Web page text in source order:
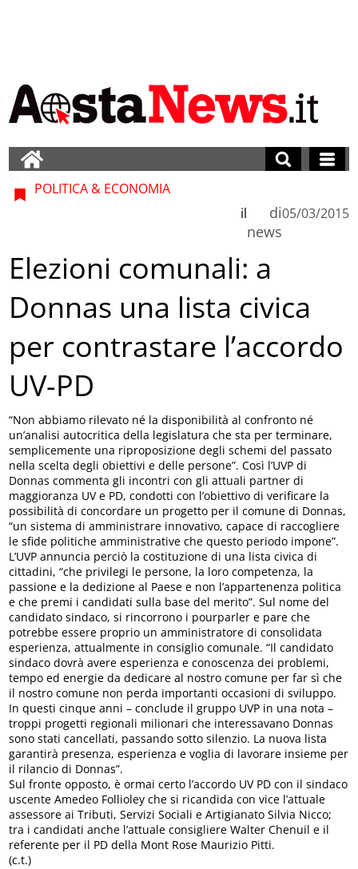
POLITICA & ECONOMIA
di
news
il 05/03/2015
Elezioni comunali: a
Donnas una lista civica
per contrastare l’accordo
UV-PD
“Non abbiamo rilevato né la disponibilità al confronto né
un’analisi autocritica della legislatura che sta per terminare,
semplicemente una riproposizione degli schemi del passato
nella scelta degli obiettivi e delle persone”. Così l’UVP di
Donnas commenta gli incontri con gli attuali partner di
maggioranza UV e PD, condotti con l’obiettivo di verificare la
possibilità di concordare un progetto per il comune di Donnas,
“un sistema di amministrare innovativo, capace di raccogliere
le sfide politiche amministrative che questo periodo impone”.
L’UVP annuncia perciò la costituzione di una lista civica di
cittadini, “che privilegi le persone, la loro competenza, la
passione e la dedizione al Paese e non l’appartenenza politica
e che premi i candidati sulla base del merito”. Sul nome del
candidato sindaco, si rincorrono i pourparler e pare che
potrebbe essere proprio un amministratore di consolidata
esperienza, attualmente in consiglio comunale. “Il candidato
sindaco dovrà avere esperienza e conoscenza dei problemi,
tempo ed energie da dedicare al nostro comune per far sì che
il nostro comune non perda importanti occasioni di sviluppo.
In questi cinque anni – conclude il gruppo UVP in una nota –
troppi progetti regionali milionari che interessavano Donnas
sono stati cancellati, passando sotto silenzio. La nuova lista
garantirà presenza, esperienza e voglia di lavorare insieme per
il rilancio di Donnas”.
Sul fronte opposto, è ormai certo l’accordo UV PD con il sindaco
uscente Amedeo Follioley che si ricandida con vice l’attuale
assessore ai Tributi, Servizi Sociali e Artigianato Silvia Nicco;
tra i candidati anche l’attuale consigliere Walter Chenuil e il
referente per il PD della Mont Rose Maurizio Pitti.
(c.t.)